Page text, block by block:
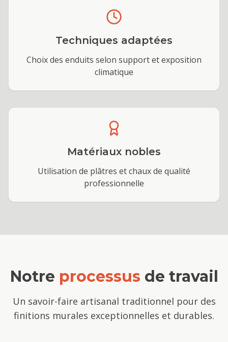
Techniques adaptées
Choix des enduits selon support et exposition
climatique
Matériaux nobles
Utilisation de plâtres et chaux de qualité
professionnelle
Notre processus de travail
Un savoir-faire artisanal traditionnel pour des
finitions murales exceptionnelles et durables.